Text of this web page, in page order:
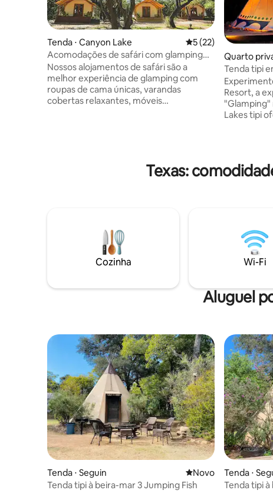
Tenda ⋅ Canyon Lake 5 de uma avaliação
5 (22)
Acomodações de safári com glamping
que aceitam animais de estimação
Nossos alojamentos de safári são a
melhor experiência de glamping com
roupas de cama únicas, varandas
cobertas relaxantes, móveis
cama queen size macia com a opção de
adicionar um berço por taxas extras.
estimação de US $ 50 por reserva, bem
como um depósito reembolsável de US $
100 recolhido no momento do check-in
Quarto
Tenda tipi
Resort, a
"Glamping" no
Lakes tipi
temporada.
um futon
pesca e acesso
uma
conforto.
Texas:
Cozinha Wi-Fi
Aluguel
Tenda ⋅ Seguin Novo lugar para ficar
Novo
Tenda tipi à beira-mar 3 Jumping Fish
Tenda ⋅
Tenda tipi à